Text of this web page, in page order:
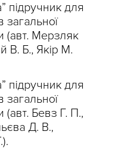
підручник для
загальної
(авт. Мерзляк
В. Б., Якір М.
підручник для
загальної
(авт. Бевз Г. П.,
Д. В.,